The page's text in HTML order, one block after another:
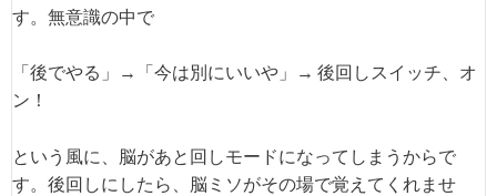
す。無意識の中で
「後でやる」→「今は別にいいや」→ 後回しスイッチ、オ
ン！
という風に、脳があと回しモードになってしまうからで
す。後回しにしたら、脳ミソがその場で覚えてくれませ